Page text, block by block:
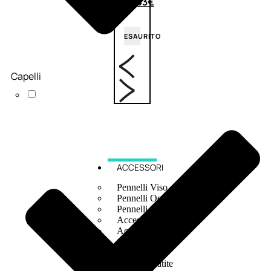
ESAURITO
ACCESSORI
Pennelli Viso
Pennelli Occhi
Pennelli Labbra
Accessori Make Up
Accessori Occhi
Ciglia Finte
Temperamatite
Capelli